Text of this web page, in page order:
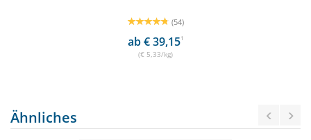
(54)
ab € 39,151
(€ 5,33/kg)
Ähnliches